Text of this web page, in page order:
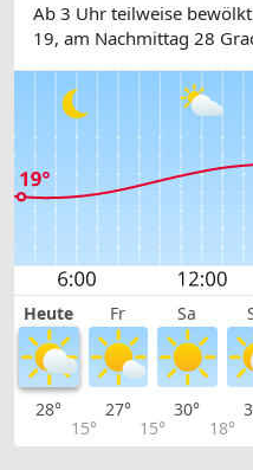
Ab 3 Uhr teilweise
19, am Nachmittag 28
Heute Fr Sa
28°
15°
27°
15°
30°
18°